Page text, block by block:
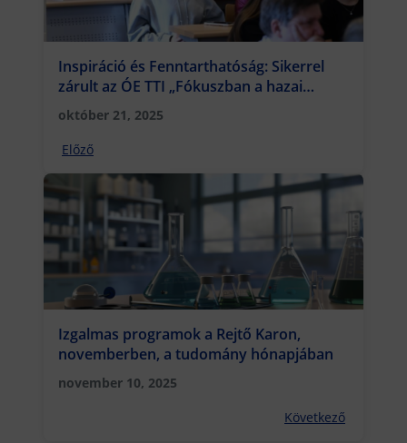
Inspiráció és Fenntarthatóság: Sikerrel
zárult az ÓE TTI „Fókuszban a hazai
márkák” előadása a Design Hét keretében
október 21, 2025
Előző
Izgalmas programok a Rejtő Karon,
novemberben, a tudomány hónapjában
november 10, 2025
Következő